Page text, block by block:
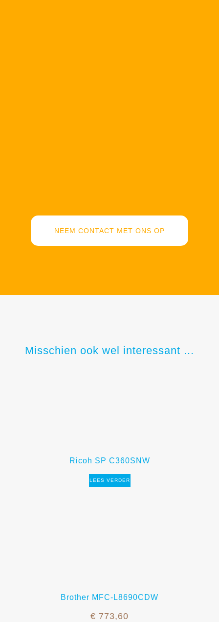
NEEM CONTACT MET ONS OP
Misschien ook wel interessant ...
Ricoh SP C360SNW
LEES VERDER
Brother MFC-L8690CDW
€ 773,60